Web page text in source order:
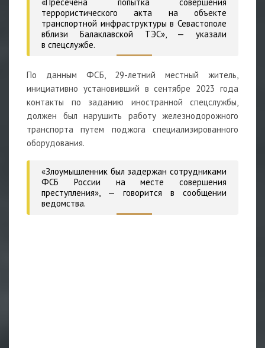
террористического акта на объекте
транспортной инфраструктуры в Севастополе
вблизи Балаклавской ТЭС», — указали
в спецслужбе.
По данным ФСБ, 29-летний местный житель,
инициативно установивший в сентябре 2023 года
контакты по заданию иностранной спецслужбы,
должен был нарушить работу железнодорожного
транспорта путем поджога специализированного
оборудования.
«Злоумышленник был задержан сотрудниками
ФСБ России на месте совершения
преступления»,
— говорится в сообщении
ведомства.